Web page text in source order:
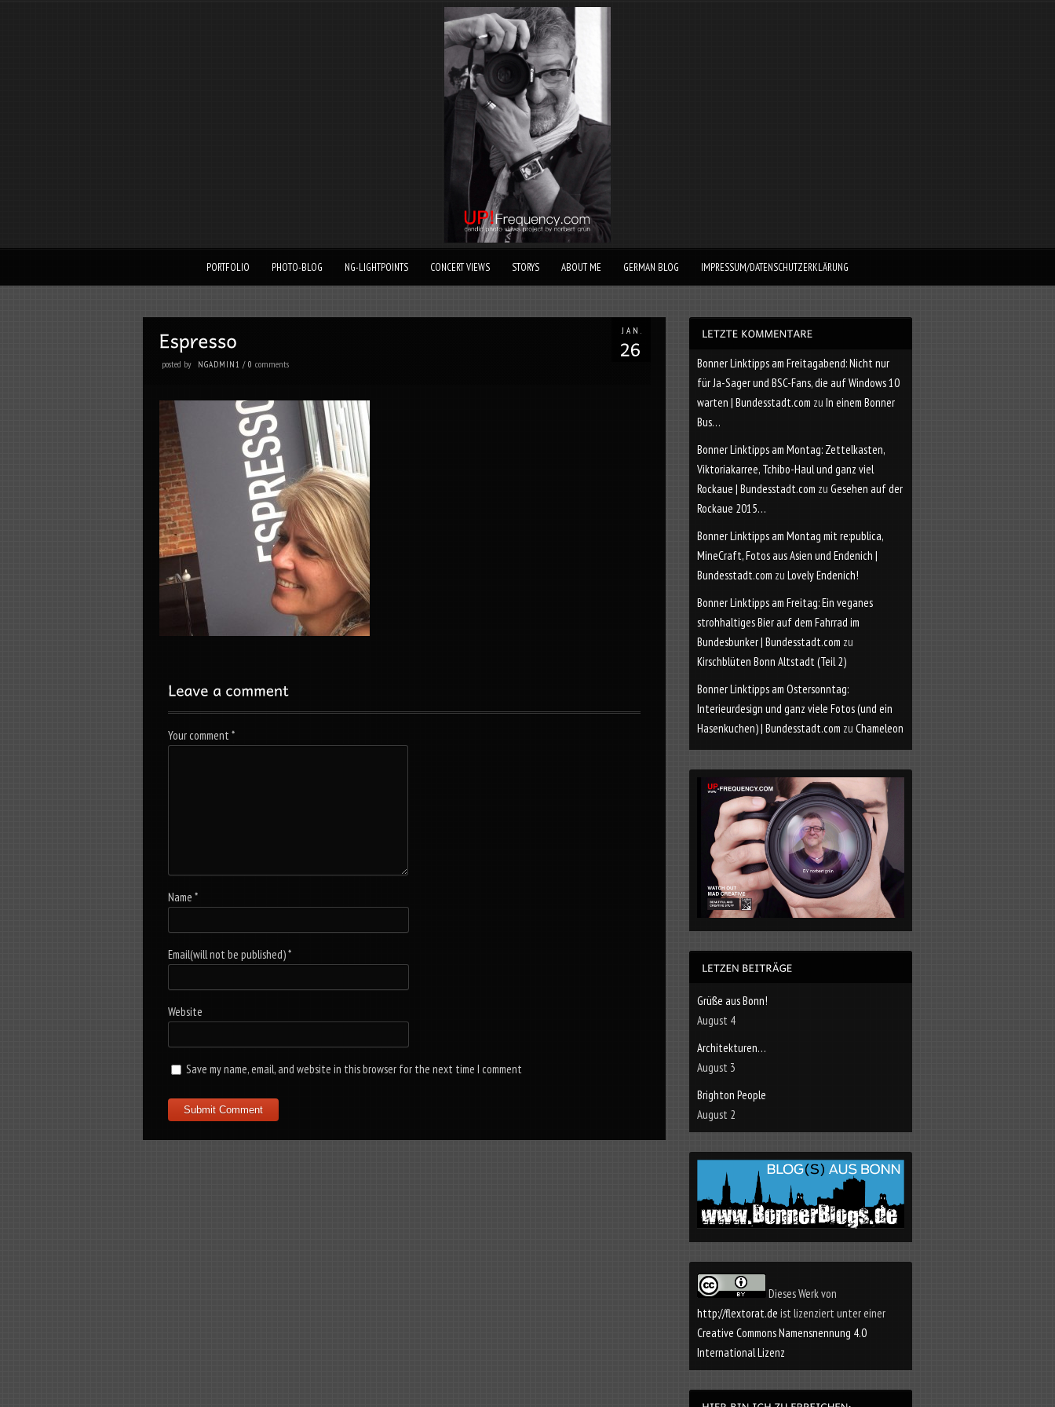
PORTFOLIO PHOTO-BLOG NG-LIGHTPOINTS CONCERT VIEWS STORYS ABOUT ME GERMAN BLOG IMPRESSUM/DATENSCHUTZERKLÄRUNG
JAN.
posted by NGADMIN1 / 0 comments
Your comment*
Name*
Email(will not be published)*
Website
Save my name, email, and website in this browser for the next time I comment
Bonner Linktipps am Freitagabend: Nicht nur
für Ja-Sager und BSC-Fans, die auf Windows 10
warten | Bundesstadt.com zu In einem Bonner
Bus…
Bonner Linktipps am Montag: Zettelkasten,
Viktoriakarree, Tchibo-Haul und ganz viel
Rockaue | Bundesstadt.com zu Gesehen auf der
Rockaue 2015…
Bonner Linktipps am Montag mit re:publica,
MineCraft, Fotos aus Asien und Endenich |
Bundesstadt.com zu Lovely Endenich!
Bonner Linktipps am Freitag: Ein veganes
strohhaltiges Bier auf dem Fahrrad im
Bundesbunker | Bundesstadt.com zu
Kirschblüten Bonn Altstadt (Teil 2)
Bonner Linktipps am Ostersonntag:
Interieurdesign und ganz viele Fotos (und ein
Hasenkuchen) | Bundesstadt.com zu Chameleon
Grüße aus Bonn!
August 4
Architekturen…
August 3
Brighton People
August 2
Dieses Werk von
http://flextorat.de ist lizenziert unter einer
Creative Commons Namensnennung 4.0
International Lizenz